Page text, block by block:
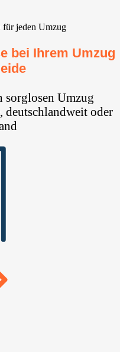
bei Ihrem Umzug
sorglosen Umzug
deutschlandweit oder